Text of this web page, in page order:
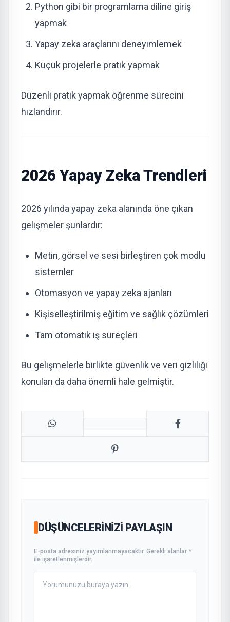
Python gibi bir programlama diline giriş
yapmak
Yapay zeka araçlarını deneyimlemek
Küçük projelerle pratik yapmak
Düzenli pratik yapmak öğrenme sürecini
hızlandırır.
2026 Yapay Zeka Trendleri
2026 yılında yapay zeka alanında öne çıkan
gelişmeler şunlardır:
Metin, görsel ve sesi birleştiren çok modlu
sistemler
Otomasyon ve yapay zeka ajanları
Kişiselleştirilmiş eğitim ve sağlık çözümleri
Tam otomatik iş süreçleri
Bu gelişmelerle birlikte güvenlik ve veri gizliliği
konuları da daha önemli hale gelmiştir.
DÜŞÜNCELERINIZI PAYLAŞIN
E-posta adresiniz yayımlanmayacaktır. Gerekli alanlar *
ile işaretlenmişlerdir.